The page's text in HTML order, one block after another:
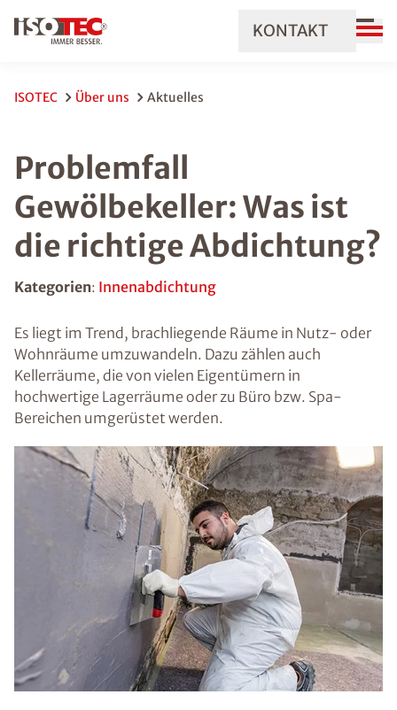
KONTAKT
ISOTEC Über uns Aktuelles
Problemfall
Gewölbekeller: Was ist
die richtige Abdichtung?
Kategorien: Innenabdichtung
Es liegt im Trend, brachliegende Räume in Nutz- oder
Wohnräume umzuwandeln. Dazu zählen auch
Kellerräume, die von vielen Eigentümern in
hochwertige Lagerräume oder zu Büro bzw. Spa-
Bereichen umgerüstet werden.